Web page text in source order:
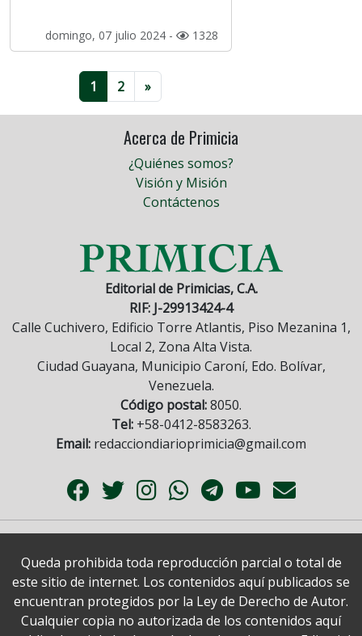
domingo, 07 julio 2024 - 1328
1 2 »
Acerca de Primicia
¿Quiénes somos?
Visión y Misión
Contáctenos
Editorial de Primicias, C.A.
RIF: J-29913424-4
Calle Cuchivero, Edificio Torre Atlantis, Piso Mezanina 1,
Local 2, Zona Alta Vista.
Ciudad Guayana, Municipio Caroní, Edo. Bolívar,
Venezuela.
Código postal:8050.
Tel:+58-0412-8583263.
Email: redacciondiarioprimicia@gmail.com
Queda prohibida toda reproducción parcial o total de
este sitio de internet. Los contenidos aquí publicados se
encuentran protegidos por la Ley de Derecho de Autor.
Cualquier copia no autorizada de los contenidos aquí